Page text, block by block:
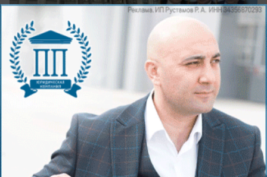
Завершилось предпоследнее перед выборами в
Государственную думу голосование «Блокнота
Камышина», участникам которого предлагалось
выбрать наиболее симпатичную им партию.
Первые три места заняли: «Справедливая
Россия» - 54,84% голосов, ПАРНАС - 29,03%
голосов и КПРФ - 6,45%. Именноэти три партии
и сформировали гипотетическую Госдуму по